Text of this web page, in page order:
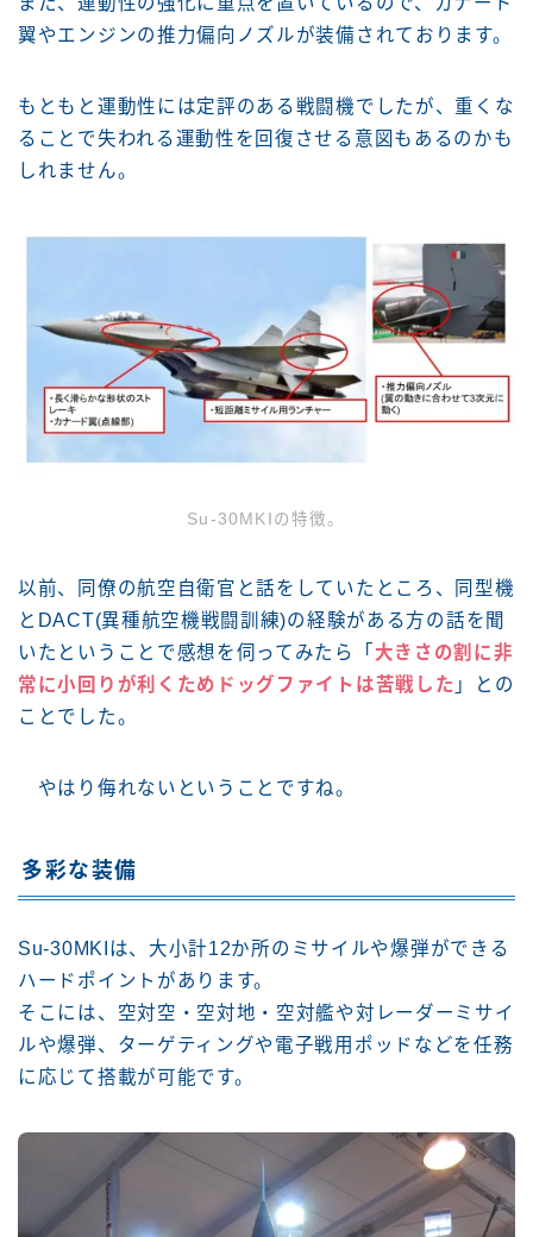
翼やエンジンの推力偏向ノズルが装備されております。
もともと運動性には定評のある戦闘機でしたが、重くな
ることで失われる運動性を回復させる意図もあるのかも
しれません。
Su-30MKIの特徴。
以前、同僚の航空自衛官と話をしていたところ、同型機
とDACT(異種航空機戦闘訓練)の経験がある方の話を聞
いたということで感想を伺ってみたら「 大きさの割に非
常に小回りが利くためドッグファイトは苦戦した 」との
ことでした。
やはり侮れないということですね。
多彩な装備
Su-30MKIは、大小計12か所のミサイルや爆弾ができる
ハードポイントがあります。
そこには、空対空・空対地・空対艦や対レーダーミサイ
ルや爆弾、ターゲティングや電子戦用ポッドなどを任務
に応じて搭載が可能です。